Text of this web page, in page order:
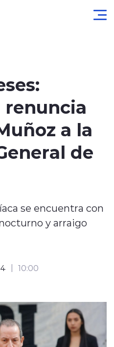
a la
de
se encuentra con
y arraigo
10:00